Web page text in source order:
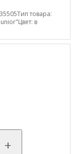
товара:
в
+